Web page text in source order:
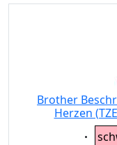
Brother
Herzen